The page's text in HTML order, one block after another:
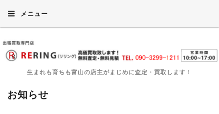
メニュー
生まれも育ちも富山の店主がまじめに査定・買取します！
お知らせ